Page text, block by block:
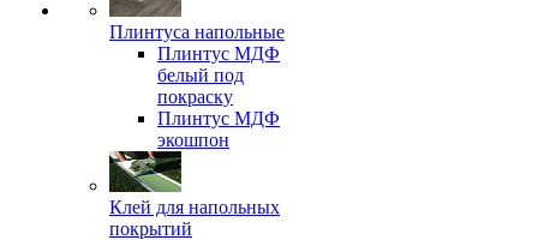
Плинтуса напольные
Плинтус МДФ
белый под
покраску
Плинтус МДФ
экошпон
Клей для напольных
покрытий